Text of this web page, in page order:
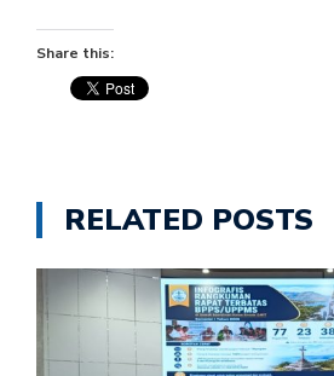
Share this:
RELATED POSTS